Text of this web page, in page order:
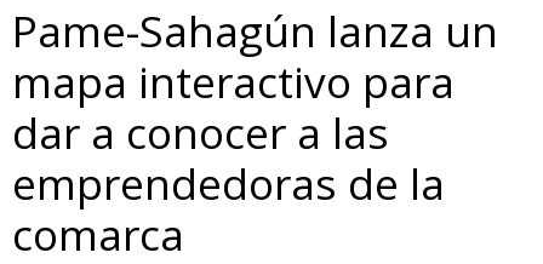
Pame-Sahagún lanza un
mapa interactivo para
dar a conocer a las
emprendedoras de la
comarca